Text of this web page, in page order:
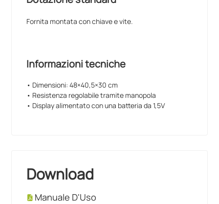
Fornita montata con chiave e vite.
Informazioni tecniche
• Dimensioni: 48×40,5×30 cm
• Resistenza regolabile tramite manopola
• Display alimentato con una batteria da 1,5V
Download
Manuale D'Uso